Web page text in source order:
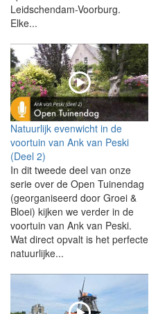
Leidschendam-Voorburg.
Elke...
Natuurlijk evenwicht in de
voortuin van Ank van Peski
(Deel 2)
In dit tweede deel van onze
serie over de Open Tuinendag
(georganiseerd door Groei &
Bloei) kijken we verder in de
voortuin van Ank van Peski.
Wat direct opvalt is het perfecte
natuurlijke...